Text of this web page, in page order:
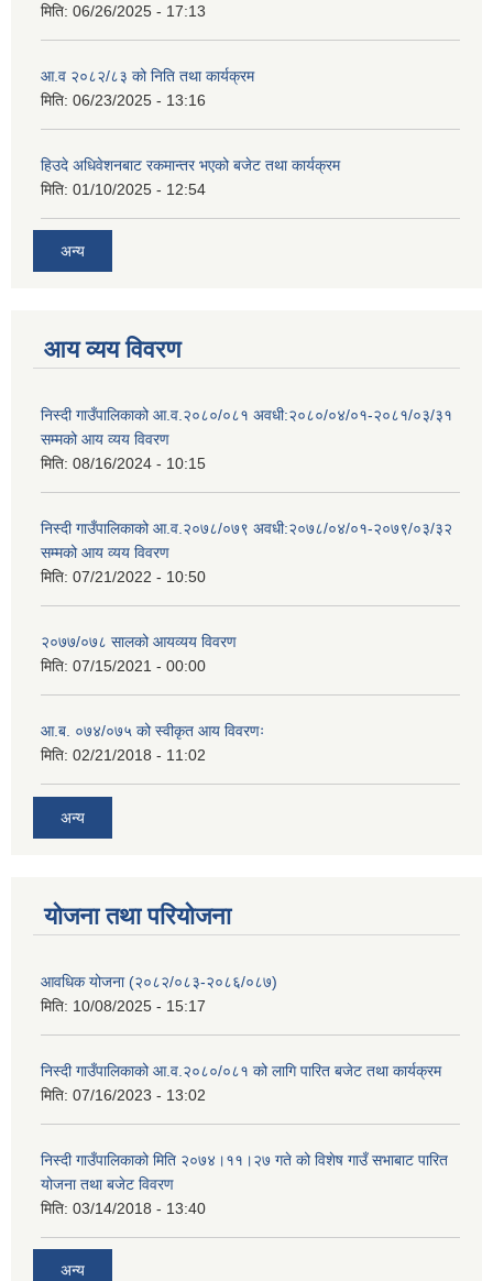
मिति: 06/26/2025 - 17:13
आ.व २०८२/८३ को निति तथा कार्यक्रम
मिति: 06/23/2025 - 13:16
हिउदे अधिवेशनबाट रकमान्तर भएको बजेट तथा कार्यक्रम
मिति: 01/10/2025 - 12:54
अन्य
आय व्यय विवरण
निस्दी गाउँपालिकाको आ.व.२०८०/०८१ अवधी:२०८०/०४/०१-२०८१/०३/३१
सम्मको आय व्यय विवरण
मिति: 08/16/2024 - 10:15
निस्दी गाउँपालिकाको आ.व.२०७८/०७९ अवधी:२०७८/०४/०१-२०७९/०३/३२
सम्मको आय व्यय विवरण
मिति: 07/21/2022 - 10:50
२०७७/०७८ सालको आयव्यय विवरण
मिति: 07/15/2021 - 00:00
आ.ब. ०७४/०७५ को स्वीकृत आय विवरणः
मिति: 02/21/2018 - 11:02
अन्य
योजना तथा परियोजना
आवधिक योजना (२०८२/०८३-२०८६/०८७)
मिति: 10/08/2025 - 15:17
निस्दी गाउँपालिकाको आ.व.२०८०/०८१ को लागि पारित बजेट तथा कार्यक्रम
मिति: 07/16/2023 - 13:02
निस्दी गाउँपालिकाको मिति २०७४।११।२७ गते को विशेष गाउँ सभाबाट पारित
योजना तथा बजेट विवरण
मिति: 03/14/2018 - 13:40
अन्य